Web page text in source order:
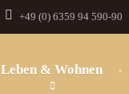
+49 (0) 6359 94 590-90
Leben & Wohnen